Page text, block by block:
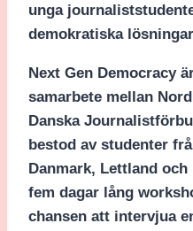
unga
demokratiska
Next Gen Democracy
samarbete mellan
Danska
bestod av studenter
Danmark, Lettland
fem dagar lång
chansen att intervjua